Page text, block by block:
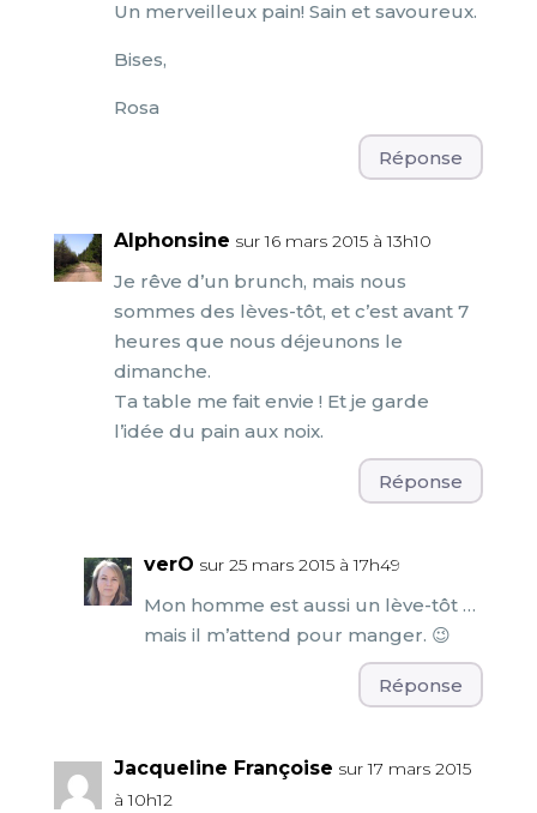
Un merveilleux pain! Sain et savoureux.
Bises,
Rosa
Réponse
Alphonsine sur 16 mars 2015 à 13h10
Je rêve d’un brunch, mais nous
sommes des lèves-tôt, et c’est avant 7
heures que nous déjeunons le
dimanche.
Ta table me fait envie ! Et je garde
l’idée du pain aux noix.
Réponse
verO sur 25 mars 2015 à 17h49
Mon homme est aussi un lève-tôt …
mais il m’attend pour manger. 😉
Réponse
Jacqueline Françoise sur 17 mars 2015
à 10h12